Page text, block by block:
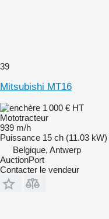
39
Mitsubishi MT16
1 000 € HT
Mototracteur
939 m/h
Puissance 15 ch (11.03 kW)
Belgique, Antwerp
AuctionPort
Contacter le vendeur